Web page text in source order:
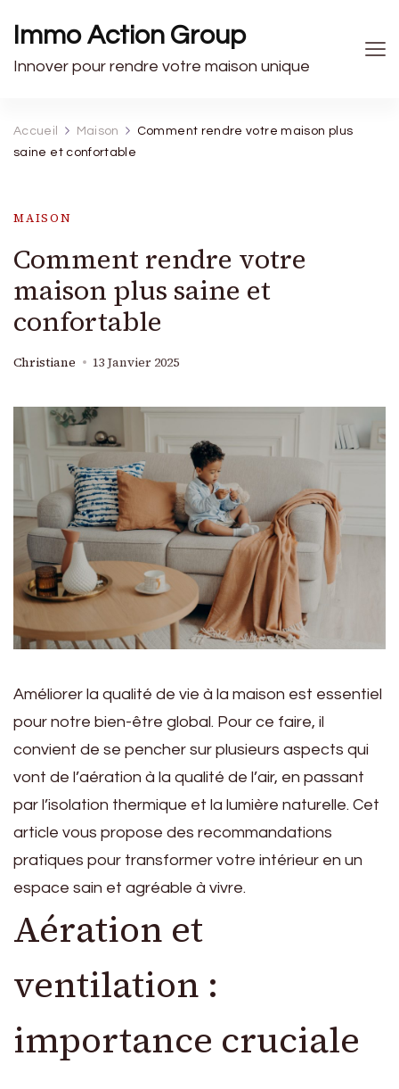
Immo Action Group
Innover pour rendre votre maison unique
Accueil Maison
Comment rendre votre maison plus
saine et confortable
MAISON
Comment rendre votre
maison plus saine et
confortable
Christiane 13 Janvier 2025
Améliorer la qualité de vie à la maison est essentiel
pour notre bien-être global. Pour ce faire, il
convient de se pencher sur plusieurs aspects qui
vont de l’aération à la qualité de l’air, en passant
par l’isolation thermique et la lumière naturelle. Cet
article vous propose des recommandations
pratiques pour transformer votre intérieur en un
espace sain et agréable à vivre.
Aération et
ventilation :
importance cruciale